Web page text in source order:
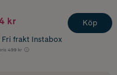
kr
Fri frakt Instabox
499 kr
Köp